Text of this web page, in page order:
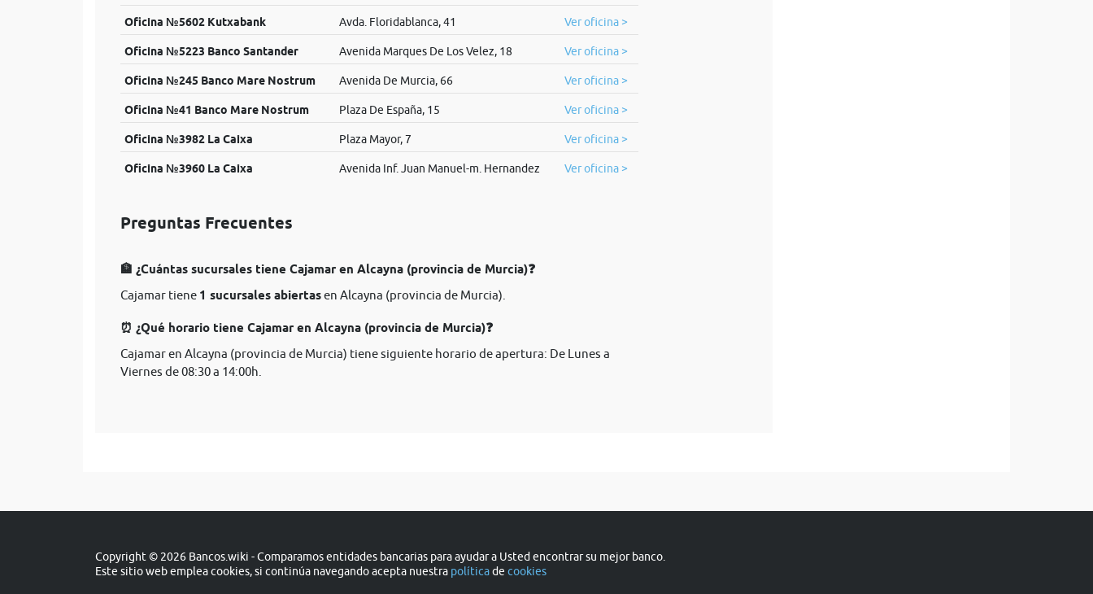
Oficina №5602 Kutxabank Avda. Floridablanca, 41 Ver oficina >
Oficina №5223 Banco Santander Avenida Marques De Los Velez, 18 Ver oficina >
Oficina №245 Banco Mare Nostrum Avenida De Murcia, 66 Ver oficina >
Oficina №41 Banco Mare Nostrum Plaza De España, 15 Ver oficina >
Oficina №3982 La Caixa Plaza Mayor, 7 Ver oficina >
Oficina №3960 La Caixa Avenida Inf. Juan Manuel-m. Hernandez Ver oficina >
Preguntas Frecuentes
🏦 ¿Cuántas sucursales tiene Cajamar en Alcayna (provincia de Murcia)❓
Cajamar tiene 1 sucursales abiertasen Alcayna (provincia de Murcia).
⏰ ¿Qué horario tiene Cajamar en Alcayna (provincia de Murcia)❓
Cajamar en Alcayna (provincia de Murcia) tiene siguiente horario de apertura: De Lunes a
Viernes de 08:30 a 14:00h.
Copyright © 2026 Bancos.wiki - Comparamos entidades bancarias para ayudar a Usted encontrar su mejor banco.
Este sitio web emplea cookies, si continúa navegando acepta nuestra políticade cookies